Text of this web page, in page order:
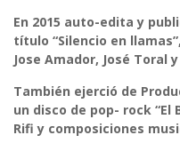
En 2015 auto-edita y
título “Silencio en
Jose Amador, José Toral
También ejerció de
un disco de pop- rock “El
Rifi y composiciones